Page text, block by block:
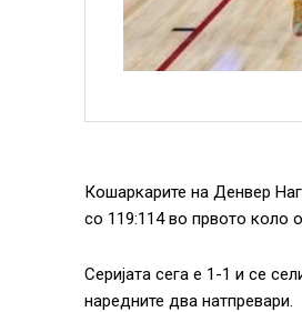
Кошаркарите на Денвер
со 119:114 во првото коло
Серијата сега е 1-1 и се
наредните два натпревари.